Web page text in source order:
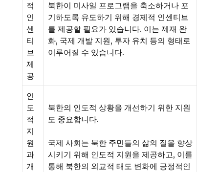
적
인
센
티
브
제
공
북한이 미사일 프로그램을 축소하거나 포
기하도록 유도하기 위해 경제적 인센티브
를 제공할 필요가 있습니다. 이는 제재 완
화, 국제 개발 지원, 투자 유치 등의 형태로
이루어질 수 있습니다.
인
도
적
지
원
과
개
북한의 인도적 상황을 개선하기 위한 지원
도 중요합니다.
국제 사회는 북한 주민들의 삶의 질을 향상
시키기 위해 인도적 지원을 제공하고, 이를
통해 북한의 외교적 태도 변화에 긍정적인